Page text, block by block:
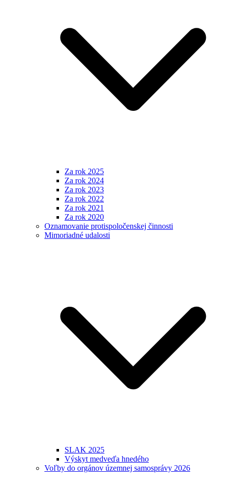
Za rok 2025
Za rok 2024
Za rok 2023
Za rok 2022
Za rok 2021
Za rok 2020
Oznamovanie protispoločenskej činnosti
Mimoriadné udalosti
SLAK 2025
Výskyt medveďa hnedého
Voľby do orgánov územnej samosprávy 2026